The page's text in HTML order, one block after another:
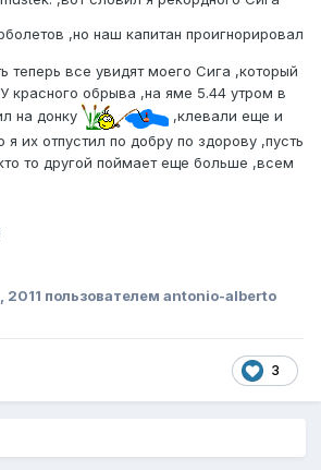
,но наш капитан проигнорировал
теперь все увидят моего Сига ,который
красного обрыва ,на яме 5.44 утром в
на донку
,клевали еще и
их отпустил по добру по здорову ,пусть
то другой поймает еще больше ,всем
2011 пользователем antonio-alberto
3